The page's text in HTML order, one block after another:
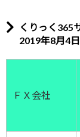
くりっく365
2019年8月4日
ＦＸ会社